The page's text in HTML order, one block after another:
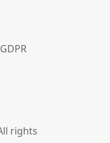
rights